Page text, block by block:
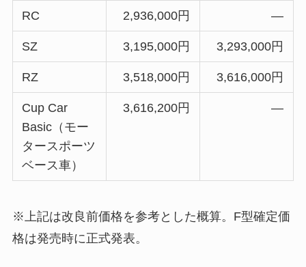
RC 2,936,000円 ―
SZ 3,195,000円 3,293,000円
RZ 3,518,000円 3,616,000円
Cup Car
Basic（モー
タースポーツ
ベース車）
3,616,200円 ―
※上記は改良前価格を参考とした概算。F型確定価
格は発売時に正式発表。